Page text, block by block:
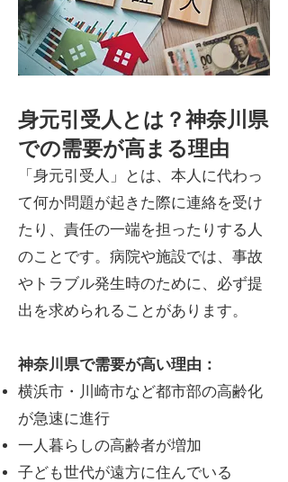
身元引受人とは？神奈川県
での需要が高まる理由
「身元引受人」とは、本人に代わっ
て何か問題が起きた際に連絡を受け
たり、責任の一端を担ったりする人
のことです。病院や施設では、事故
やトラブル発生時のために、必ず提
出を求められることがあります。
神奈川県で需要が高い理由：
横浜市・川崎市など都市部の高齢化
が急速に進行
一人暮らしの高齢者が増加
子ども世代が遠方に住んでいる